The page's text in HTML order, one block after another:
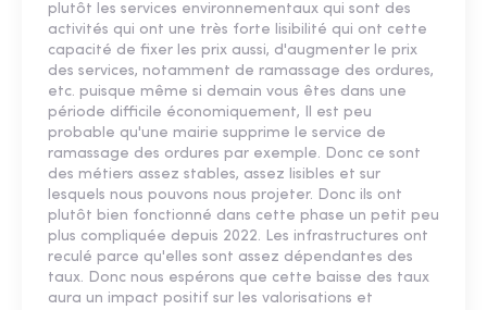
plutôt les services environnementaux qui sont des
activités qui ont une très forte lisibilité qui ont cette
capacité de fixer les prix aussi, d'augmenter le prix
des services, notamment de ramassage des ordures,
etc. puisque même si demain vous êtes dans une
période difficile économiquement, Il est peu
probable qu'une mairie supprime le service de
ramassage des ordures par exemple. Donc ce sont
des métiers assez stables, assez lisibles et sur
lesquels nous pouvons nous projeter. Donc ils ont
plutôt bien fonctionné dans cette phase un petit peu
plus compliquée depuis 2022. Les infrastructures ont
reculé parce qu'elles sont assez dépendantes des
taux. Donc nous espérons que cette baisse des taux
aura un impact positif sur les valorisations et